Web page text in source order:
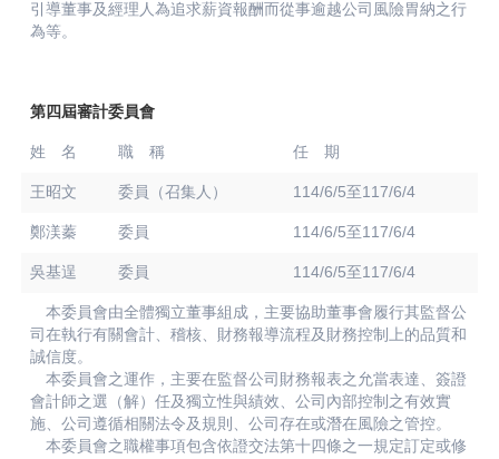
引導董事及經理人為追求薪資報酬而從事逾越公司風險胃納之行
為等。
第四屆審計委員會
姓 名 職 稱 任 期
王昭文 委員（召集人） 114/6/5至117/6/4
鄭渼蓁 委員 114/6/5至117/6/4
吳基逞 委員 114/6/5至117/6/4
本委員會由全體獨立董事組成，主要協助董事會履行其監督公
司在執行有關會計、稽核、財務報導流程及財務控制上的品質和
誠信度。
本委員會之運作，主要在監督公司財務報表之允當表達、簽證
會計師之選（解）任及獨立性與績效、公司內部控制之有效實
施、公司遵循相關法令及規則、公司存在或潛在風險之管控。
本委員會之職權事項包含依證交法第十四條之一規定訂定或修